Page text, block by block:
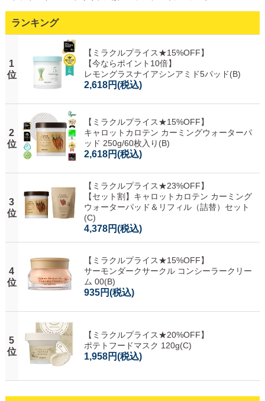
ランキング
1
位
【ミラクルプライス★15%OFF】
【今ならポイント10倍】
レモングラスナイアシンアミド5パッド(B)
2,618円(税込)
2
位
【ミラクルプライス★15%OFF】
キャロットカロテン カーミングウォーターパ
ッド 250g/60枚入り(B)
2,618円(税込)
3
位
【ミラクルプライス★23%OFF】
【セット割】キャロットカロテン カーミング
ウォーターパッド＆リフィル（詰替）セット
(C)
4,378円(税込)
4
位
【ミラクルプライス★15%OFF】
サーモンダークサークル コンシーラークリー
ム 00(B)
935円(税込)
5
位
【ミラクルプライス★20%OFF】
ポテトフードマスク 120g(C)
1,958円(税込)